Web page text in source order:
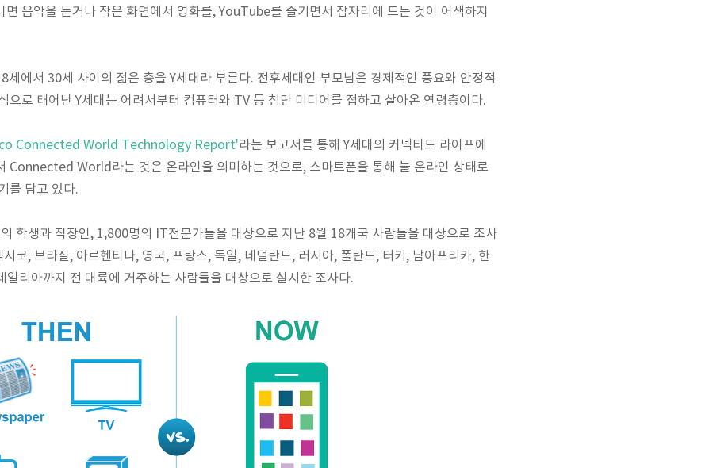
면 음악을 듣거나 작은 화면에서 영화를, YouTube를 즐기면서 잠자리에 드는 것이 어색하지
세에서 30세 사이의 젊은 층을 Y세대라 부른다. 전후세대인 부모님은 경제적인 풍요와 안정적
으로 태어난 Y세대는 어려서부터 컴퓨터와 TV 등 첨단 미디어를 접하고 살아온 연령층이다.
Connected World Technology Report'라는 보고서를 통해 Y세대의 커넥티드 라이프에
Connected World라는 것은 온라인을 의미하는 것으로, 스마트폰을 통해 늘 온라인 상태로
를 담고 있다.
학생과 직장인, 1,800명의 IT전문가들을 대상으로 지난 8월 18개국 사람들을 대상으로 조사
코, 브라질, 아르헨티나, 영국, 프랑스, 독일, 네덜란드, 러시아, 폴란드, 터키, 남아프리카, 한
일리아까지 전 대륙에 거주하는 사람들을 대상으로 실시한 조사다.